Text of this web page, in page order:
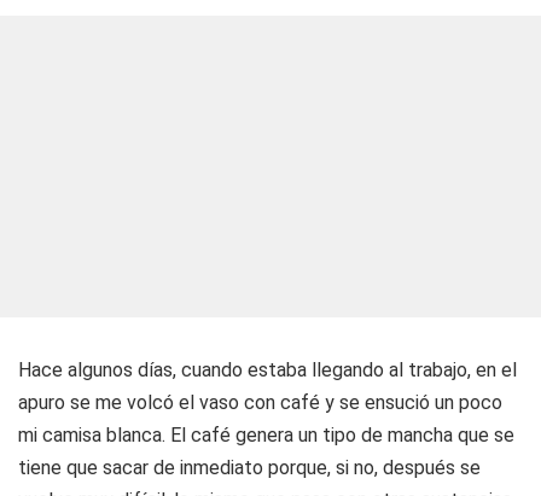
Hace algunos días, cuando estaba llegando al trabajo, en el
apuro se me volcó el vaso con café y se ensució un poco
mi camisa blanca. El café genera un tipo de mancha que se
tiene que sacar de inmediato porque, si no, después se